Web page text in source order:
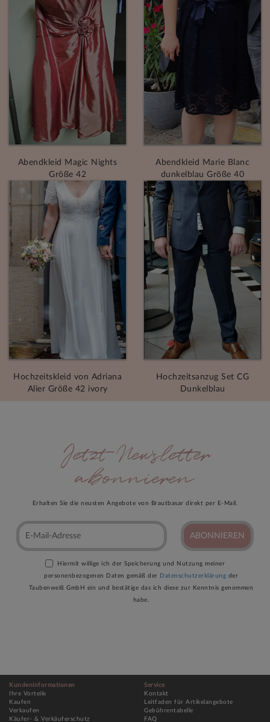
Abendkleid Magic Nights
Größe 42
Abendkleid Marie Blanc
dunkelblau Größe 40
Hochzeitskleid von Adriana
Alier Größe 42 ivory
Hochzeitsanzug Set CG
Dunkelblau
Jetzt Newsletter
abonnieren
Erhalten Sie die neusten Angebote von Brautbasar direkt per E-Mail.
ABONNIEREN
Hiermit willige ich der Speicherung und Nutzung meiner
personenbezogenen Daten gemäß der Datenschutzerklärung der
Taubenweiß GmbH ein und bestätige das ich diese zur Kenntnis genommen
habe.
Kundeninformationen
Ihre Vorteile
Kaufen
Verkaufen
Käufer- & Verkäuferschutz
Service
Kontakt
Leitfaden für Artikelangebote
Gebührentabelle
FAQ